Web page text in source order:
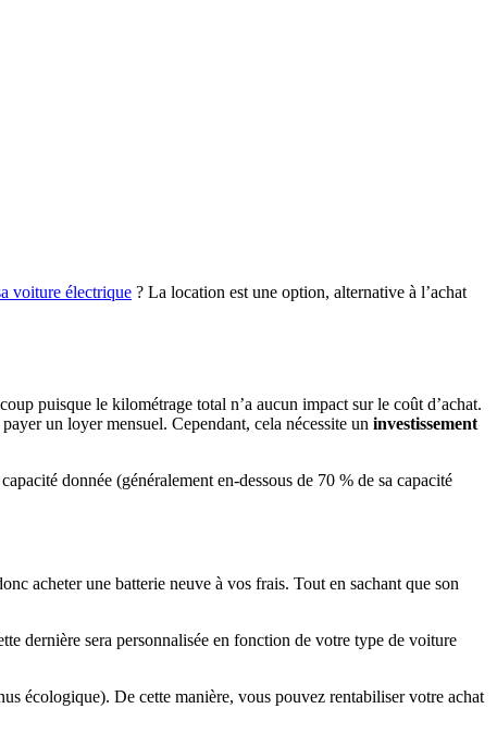
voiture électrique ? La location est une option, alternative à l’achat
puisque le kilométrage total n’a aucun impact sur le coût d’achat.
un loyer mensuel. Cependant, cela nécessite un investissement
donnée (généralement en-dessous de 70 % de sa capacité
acheter une batterie neuve à vos frais. Tout en sachant que son
dernière sera personnalisée en fonction de votre type de voiture
écologique). De cette manière, vous pouvez rentabiliser votre achat